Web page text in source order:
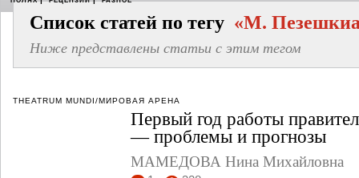
Список статей по тегу «М.
Ниже представлены статьи с этим тегом
THEATRUM MUNDI/МИРОВАЯ АРЕНА
Первый год работы
— проблемы и прогнозы
МАМЕДОВА Нина Михайловна